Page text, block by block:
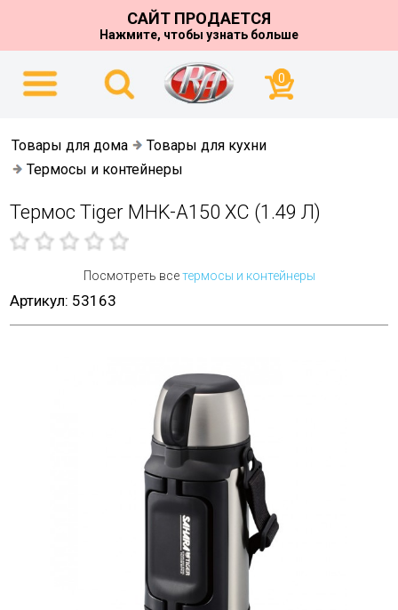
САЙТ ПРОДАЕТСЯ
Нажмите, чтобы узнать больше
0
Товары для дома
Товары для кухни
Термосы и контейнеры
Термос Tiger MHK-A150 XC (1.49 Л)
Посмотреть всетермосы и контейнеры
Артикул: 53163